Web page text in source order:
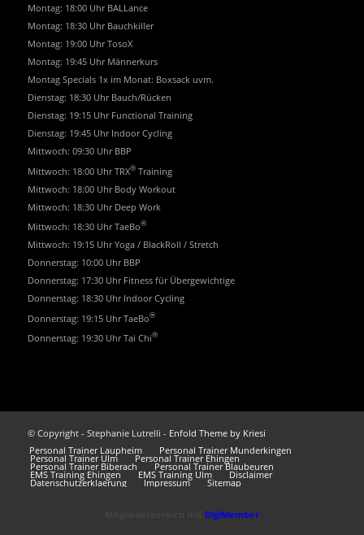
Montag: 18:00 Uhr BALLance
Montag: 18:30 Uhr Bauchkiller
Montag: 19:00 Uhr TosoX
Montag: 19:45 Uhr Männerkurs
Montag Specials 1x im Monat: Boxsack uvm.
Dienstag: 18:30 Uhr Bauch/Rücken
Dienstag: 19:15 Uhr Functional Training
Dienstag: 19:45 Uhr Indoor Cycling
Mittwoch: 09:30 Uhr BBP
Mittwoch: 18:00 Uhr TRX®Training
Mittwoch: 18:00 Uhr Body Workout
Mittwoch: 18:30 Uhr Deep Work
Mittwoch: 18:30 Uhr TaeBo®
Mittwoch: 19:15 Uhr Yoga / BlackRoll / Stretch
Donnerstag: 10:00 Uhr BBP
Donnerstag: 17:30 Uhr Fitness für Übergewichtige
Donnerstag: 18:30 Uhr Indoor Cycling
Donnerstag: 19:15 Uhr TaeBo®
Donnerstag: 19:30 Uhr Tai Chi®
© Copyright - Stephanie Lutrelli - Enfold Theme by Kriesi
Personal Trainer Laupheim
Personal Trainer Munderkingen
Personal Trainer Ulm Personal Trainer Ehingen
Personal Trainer Biberach Personal Trainer Blaubeuren
EMS Training Ehingen EMS Training Ulm Disclaimer
Datenschutzerklaerung Impressum Sitemap
DigiMember